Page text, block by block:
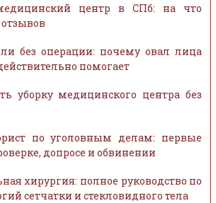
центр в СПб: на что
без операции: почему овал лица
помогает
уборку медицинского центра без
по уголовным делам: первые
допросе и обвинении
хирургия: полное руководство по
сетчатки и стекловидного тела